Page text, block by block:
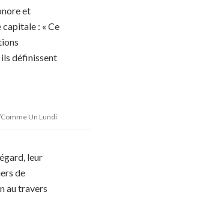
et
capitale : « Ce
définissent
Un Lundi
leur
de
au travers